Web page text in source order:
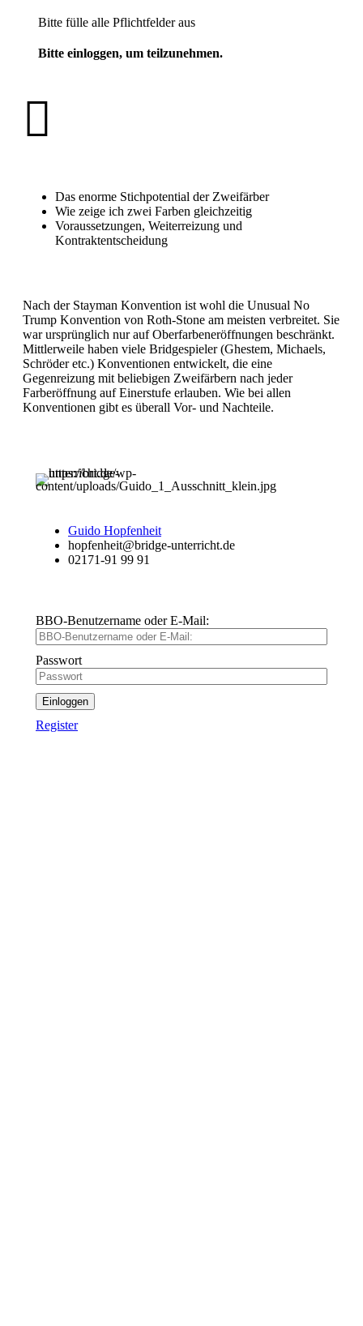
Bitte fülle alle Pflichtfelder aus
Bitte einloggen, um teilzunehmen.
Das enorme Stichpotential der Zweifärber
Wie zeige ich zwei Farben gleichzeitig
Voraussetzungen, Weiterreizung und
Kontraktentscheidung
Nach der Stayman Konvention ist wohl die Unusual No
Trump Konvention von Roth-Stone am meisten verbreitet. Sie
war ursprünglich nur auf Oberfarben­eröffnungen beschränkt.
Mittlerweile haben viele Bridgespieler (Ghestem, Michaels,
Schröder etc.) Konventionen entwickelt, die eine
Gegenreizung mit be­liebigen Zweifärbern nach jeder
Farberöffnung auf Einerstufe erlauben. Wie bei allen
Konventionen gibt es überall Vor- und Nachteile.
Guido Hopfenheit
hopfenheit@bridge-unterricht.de
02171-91 99 91
BBO-Benutzername oder E-Mail:
Passwort
Einloggen
Register